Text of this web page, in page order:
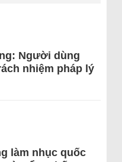
Người dùng
nhiệm pháp lý
làm nhục quốc